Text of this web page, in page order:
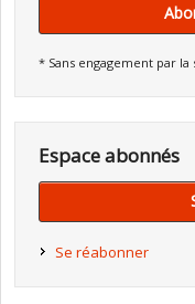
* Sans engagement par la
Espace abonnés
Se réabonner